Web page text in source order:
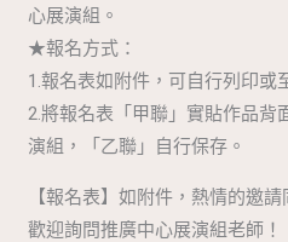
心展演組。
★報名方式：
1.報名表如附件，可自行列印或
2.將報名表「甲聯」實貼作品背
演組，「乙聯」自行保存。
【報名表】如附件，熱情的邀
歡迎詢問推廣中心展演組老師！